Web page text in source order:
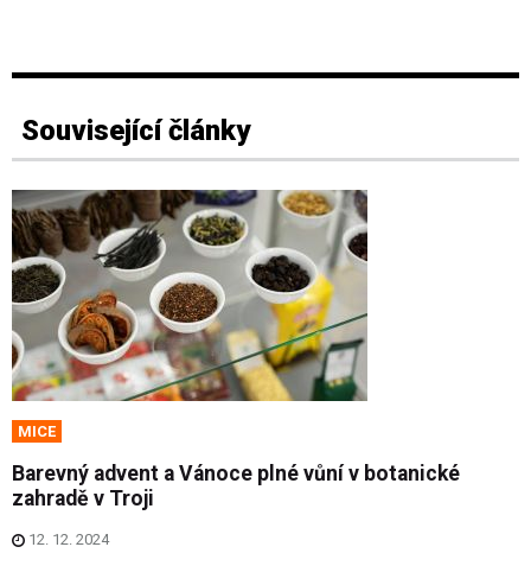
Související články
MICE
Barevný advent a Vánoce plné vůní v botanické
zahradě v Troji
12. 12. 2024